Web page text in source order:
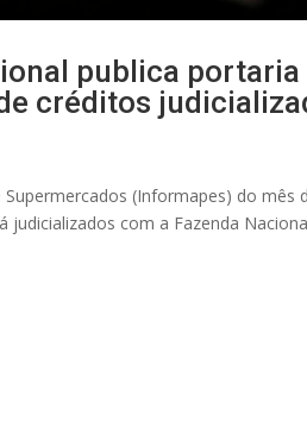
publica portaria
créditos
(Informapes) do mês
com a Fazenda